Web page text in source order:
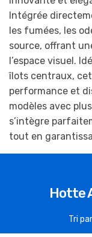
Intégrée
les fumées, les
source, offrant
l’espace visuel.
îlots centraux,
performance et
modèles avec
s’intègre
tout en
Hotte